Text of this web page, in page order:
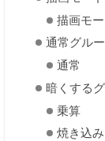
描画モ
通常グル
通常
暗くする
乗算
焼き込